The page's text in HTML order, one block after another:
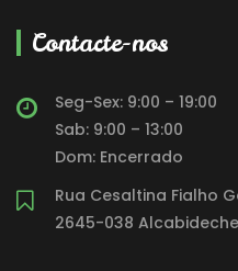
Contacte-nos
Seg-Sex: 9:00 – 19:00
Sab: 9:00 – 13:00
Dom: Encerrado
Rua Cesaltina Fialho
2645-038 Alcabideche